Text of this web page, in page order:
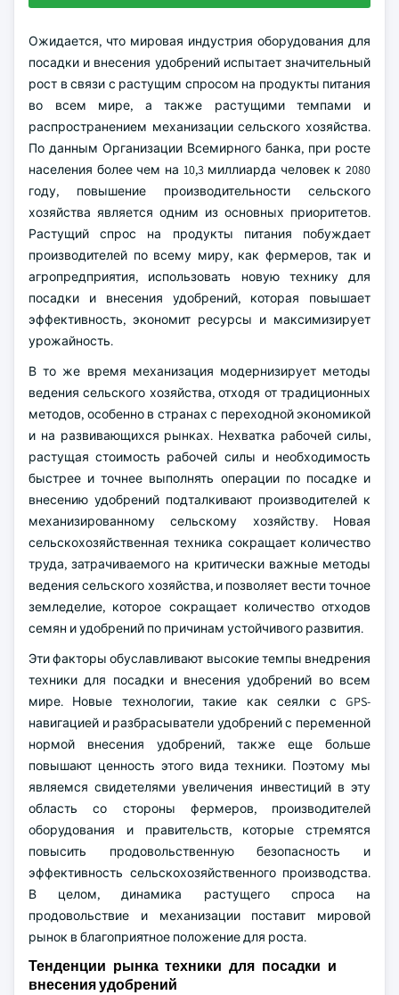
Ожидается, что мировая индустрия оборудования для
посадки и внесения удобрений испытает значительный
рост в связи с растущим спросом на продукты питания
во всем мире, а также растущими темпами и
распространением механизации сельского хозяйства.
По данным Организации Всемирного банка, при росте
населения более чем на 10,3 миллиарда человек к 2080
году, повышение производительности сельского
хозяйства является одним из основных приоритетов.
Растущий спрос на продукты питания побуждает
производителей по всему миру, как фермеров, так и
агропредприятия, использовать новую технику для
посадки и внесения удобрений, которая повышает
эффективность, экономит ресурсы и максимизирует
урожайность.
В то же время механизация модернизирует методы
ведения сельского хозяйства, отходя от традиционных
методов, особенно в странах с переходной экономикой
и на развивающихся рынках. Нехватка рабочей силы,
растущая стоимость рабочей силы и необходимость
быстрее и точнее выполнять операции по посадке и
внесению удобрений подталкивают производителей к
механизированному сельскому хозяйству. Новая
сельскохозяйственная техника сокращает количество
труда, затрачиваемого на критически важные методы
ведения сельского хозяйства, и позволяет вести точное
земледелие, которое сокращает количество отходов
семян и удобрений по причинам устойчивого развития.
Эти факторы обуславливают высокие темпы внедрения
техники для посадки и внесения удобрений во всем
мире. Новые технологии, такие как сеялки с GPS-
навигацией и разбрасыватели удобрений с переменной
нормой внесения удобрений, также еще больше
повышают ценность этого вида техники. Поэтому мы
являемся свидетелями увеличения инвестиций в эту
область со стороны фермеров, производителей
оборудования и правительств, которые стремятся
повысить продовольственную безопасность и
эффективность сельскохозяйственного производства.
В целом, динамика растущего спроса на
продовольствие и механизации поставит мировой
рынок в благоприятное положение для роста.
Тенденции рынка техники для посадки и
внесения удобрений